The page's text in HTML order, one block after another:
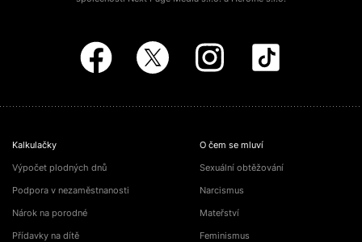
Kalkulačky
Výpočet plodných dnů
Podpora v nezaměstnanosti
Nárok na porodné
Přídavky na dítě
O čem se mluví
Sexuální obtěžování
Narcismus
Mateřství
Feminismus